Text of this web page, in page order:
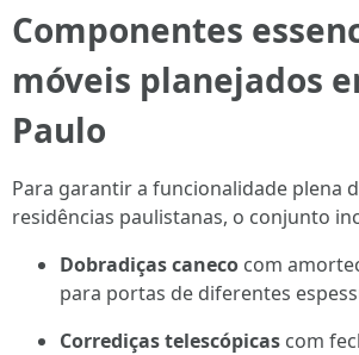
Componentes
móveis planejados
Paulo
Para garantir a funcionalidade plena
residências paulistanas, o conjunto
Dobradiças caneco com
para portas de diferentes
Corrediças telescópicas com